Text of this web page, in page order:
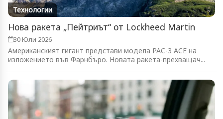
Технологии
Нова ракета „Пейтриът“ от Lockheed Martin
30 Юли 2026
Американският гигант представи модела PAC-3 ACE на
изложението във Фарнбъро. Новата ракета-прехващач...